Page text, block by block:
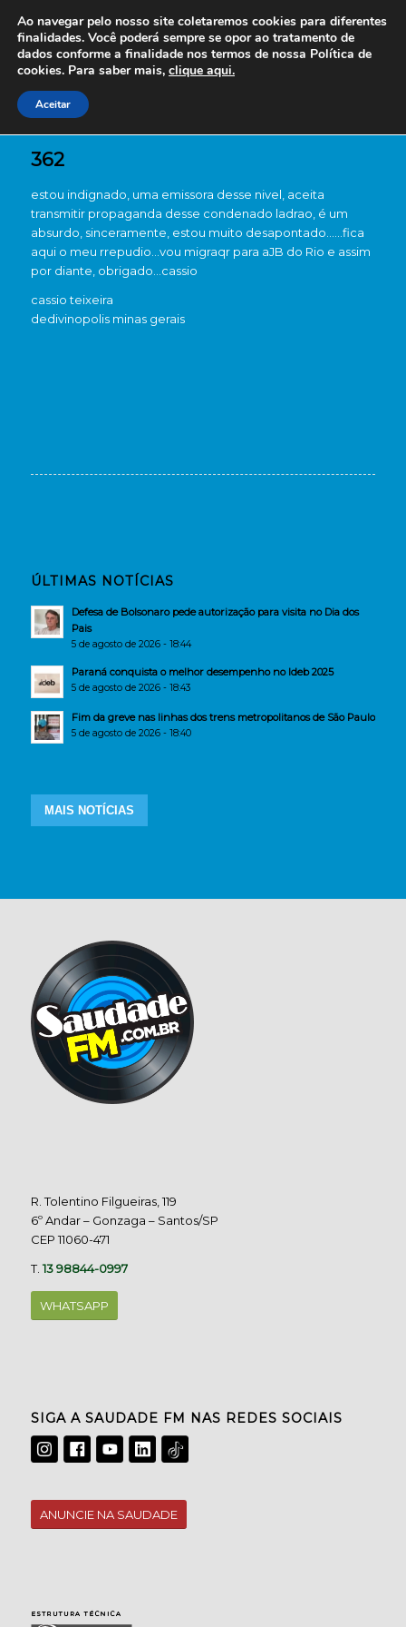
362
estou indignado, uma emissora desse nivel, aceita
transmitir propaganda desse condenado ladrao, é um
absurdo, sinceramente, estou muito desapontado……fica
aqui o meu rrepudio…vou migraqr para aJB do Rio e assim
por diante, obrigado…cassio
cassio teixeira
dedivinopolis minas gerais
ÚLTIMAS NOTÍCIAS
Defesa de Bolsonaro pede autorização para visita no Dia dos
Pais
5 de agosto de 2026 - 18:44
Paraná conquista o melhor desempenho no Ideb 2025
5 de agosto de 2026 - 18:43
Fim da greve nas linhas dos trens metropolitanos de São Paulo
5 de agosto de 2026 - 18:40
MAIS NOTÍCIAS
R. Tolentino Filgueiras, 119
6º Andar – Gonzaga – Santos/SP
CEP 11060-471
T.13 98844-0997
WHATSAPP
SIGA A SAUDADE FM NAS REDES SOCIAIS
ANUNCIE NA SAUDADE
Ao navegar pelo nosso site coletaremos cookies para diferentes
finalidades. Você poderá sempre se opor ao tratamento de
dados conforme a finalidade nos termos de nossa Política de
cookies. Para saber mais, clique aqui.
Aceitar